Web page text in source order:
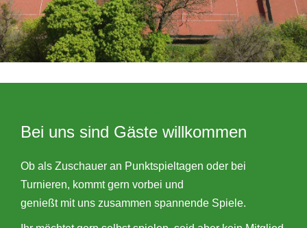
Bei uns sind Gäste willkommen
Ob als Zuschauer an Punktspieltagen oder bei
Turnieren, kommt gern vorbei und
genießt mit uns zusammen spannende Spiele.